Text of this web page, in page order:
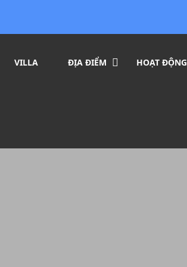
VILLA ĐỊA ĐIỂM HOẠT ĐỘNG